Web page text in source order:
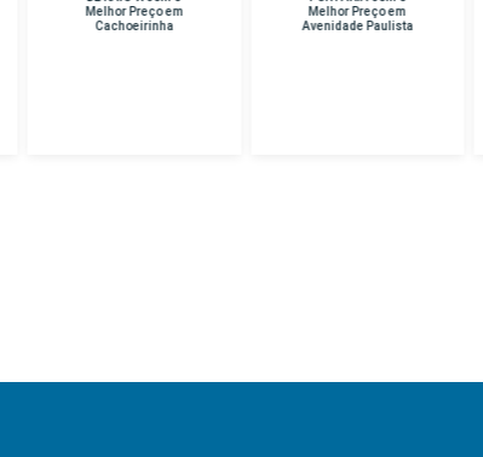
em
Melhor Preço em
Avenidade Paulista
Melhor Preço em
Unidade Hospital